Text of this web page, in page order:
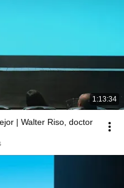
1:13:34
| Walter Riso, doctor